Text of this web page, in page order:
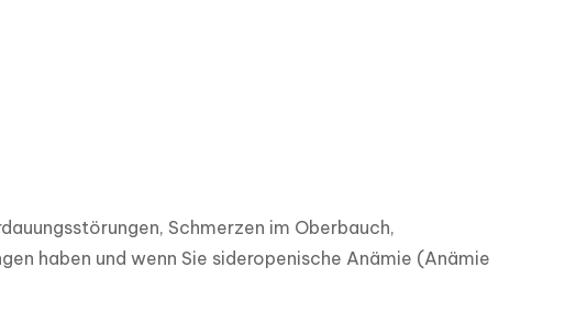
Schmerzen im Oberbauch,
haben und wenn Sie sideropenische Anämie (Anämie